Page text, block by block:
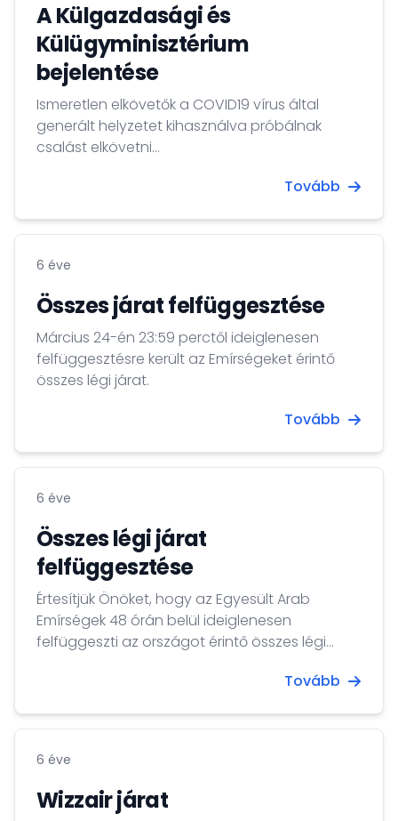
A Külgazdasági és
Külügyminisztérium
bejelentése
Ismeretlen elkövetők a COVID19 vírus által
generált helyzetet kihasználva próbálnak
csalást elkövetni...
Tovább
6 éve
Összes járat felfüggesztése
Március 24-én 23:59 perctől ideiglenesen
felfüggesztésre került az Emírségeket érintő
összes légi járat.
Tovább
6 éve
Összes légi járat
felfüggesztése
Értesítjük Önöket, hogy az Egyesült Arab
Emírségek 48 órán belül ideiglenesen
felfüggeszti az országot érintő összes légi
járatok felfüggesztéséig a hazautazáshoz a
Tovább
6 éve
Wizzair járat